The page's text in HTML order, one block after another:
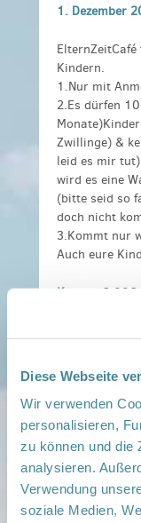
Diese Webseite
Wir verwenden
personalisieren,
zu können und die
analysieren.
Verwendung
soziale Medien,
1. Dezember
Kindern.
1.Nur mit
2.Es dürfen
Zwillinge) &
leid es mir
wird es eine
(bitte seid so
doch nicht
3.Kommt nur
Auch eure
Kosten:
3,00€
geändert-
geändert-
Netzwerk
Straße 26,
› auf Google